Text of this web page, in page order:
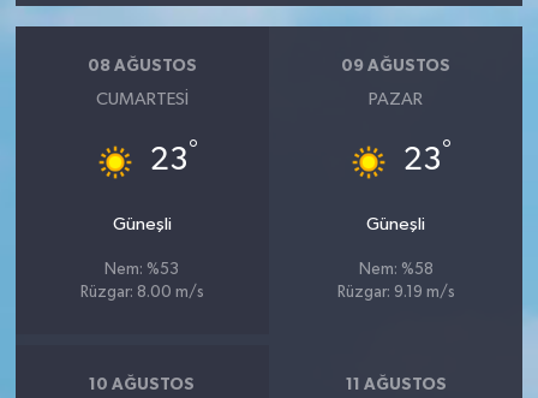
08 AĞUSTOS
CUMARTESI
23°
Güneşli
Nem: %53
Rüzgar: 8.00 m/s
09 AĞUSTOS
PAZAR
23°
Güneşli
Nem: %58
Rüzgar: 9.19 m/s
10 AĞUSTOS 11 AĞUSTOS